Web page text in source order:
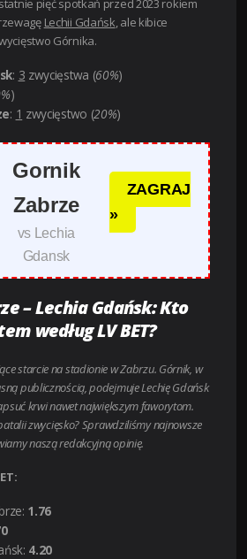
pięć spotkań przed 2023 rokiem
Lechii Gdańsk, ale kibice
Górnika.
: 3 zwycięstwa (60%)
)
: 1 zwycięstwo (20%)
Gornik
Zabrze
vs Lechia
Gdansk
ZAGRAJ
»
– Lechia Gdańsk: Kto
według LV BET?
starcie na stadionie w Zabrzu. Górnik, w
publicznością, podejmuje Lechię Gdańsk
krwi nawet największym faworytom.
zwycięsko? Sprawdziliśmy najnowsze
naszą redakcyjną opinię.
1.76
4.20